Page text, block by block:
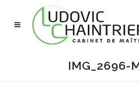
IMG_2696-